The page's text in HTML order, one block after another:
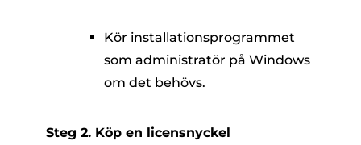
Kör installationsprogrammet
som administratör på Windows
om det behövs.
Steg 2. Köp en licensnyckel